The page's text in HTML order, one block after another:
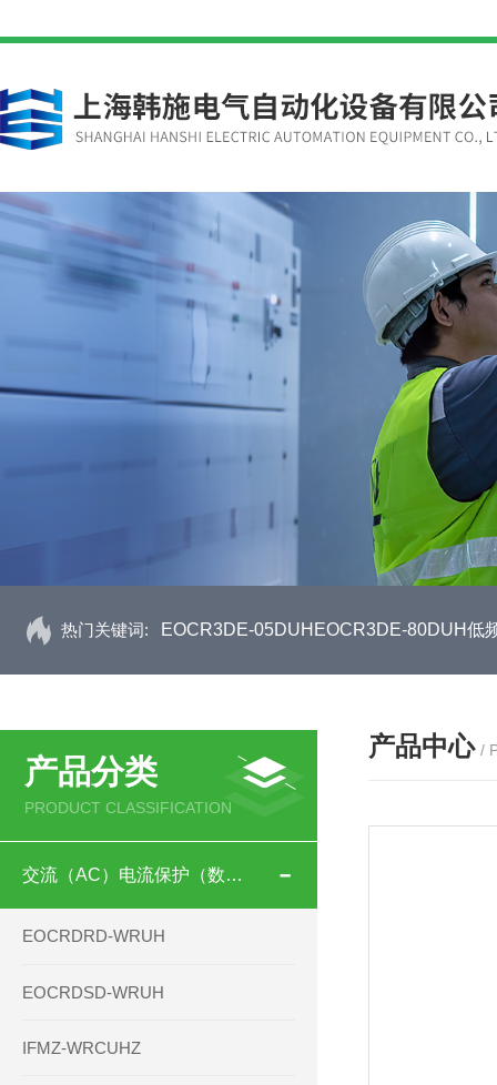
热门关键词: EOCR3DE-05DUHEOCR3DE-80DUH低
产品分类
PRODUCT CLASSIFICATION
交流（AC）电流保护（数码型）
EOCRDRD-WRUH
EOCRDSD-WRUH
IFMZ-WRCUHZ
产品中心 /